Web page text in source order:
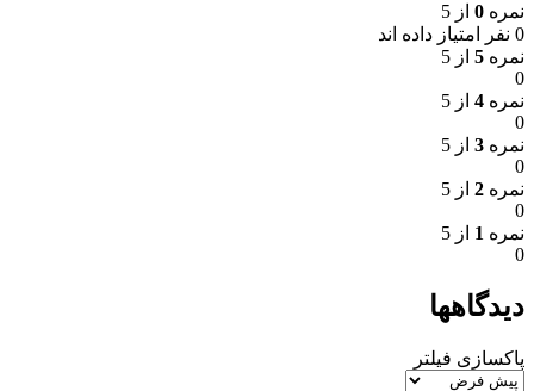
نمره 0 از 5
0 نفر امتیاز داده اند
نمره 5 از 5
0
نمره 4 از 5
0
نمره 3 از 5
0
نمره 2 از 5
0
نمره 1 از 5
0
دیدگاهها
پاکسازی فیلتر